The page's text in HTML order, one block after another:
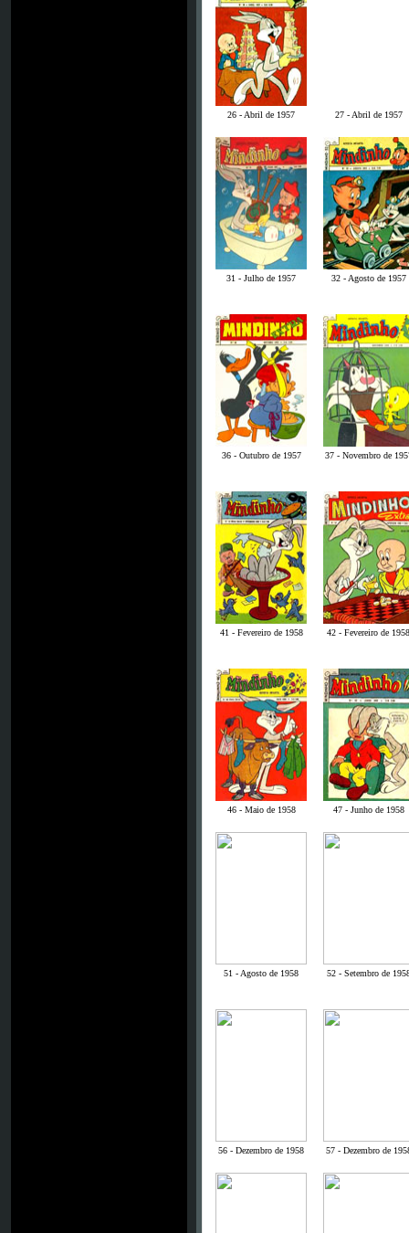
26 - Abril de 1957 27 - Abril de 1957
31 - Julho de 1957 32 - Agosto de 1957
36 - Outubro de 1957 37 - Novembro de
41 - Fevereiro de 1958 42 - Fevereiro de 1958
46 - Maio de 1958 47 - Junho de 1958
51 - Agosto de 1958 52 - Setembro de
56 - Dezembro de 1958 57 - Dezembro de